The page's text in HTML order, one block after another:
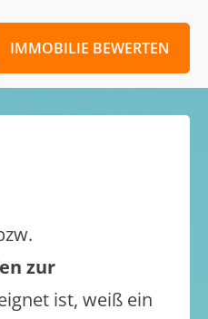
IMMOBILIE BEWERTEN
zur
ist, weiß ein